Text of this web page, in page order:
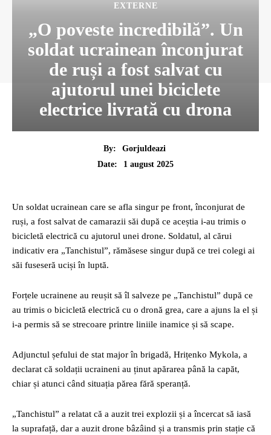
EXTERNE
„O poveste incredibilă”. Un
soldat ucrainean înconjurat
de ruși a fost salvat cu
ajutorul unei biciclete
electrice livrată cu drona
By:
Gorjuldeazi
Date:
1 august 2025
Un soldat ucrainean care se afla singur pe front, înconjurat de
ruși, a fost salvat de camarazii săi după ce aceștia i-au trimis o
bicicletă electrică cu ajutorul unei drone. Soldatul, al cărui
indicativ era „Tanchistul”, rămăsese singur după ce trei colegi ai
săi fuseseră uciși în luptă.
Forțele ucrainene au reușit să îl salveze pe „Tanchistul” după ce
au trimis o bicicletă electrică cu o dronă grea, care a ajuns la el și
i-a permis să se strecoare printre liniile inamice și să scape.
Adjunctul șefului de stat major în brigadă, Hrițenko Mykola, a
declarat că soldații ucraineni au ținut apărarea până la capăt,
chiar și atunci când situația părea fără speranță.
„Tanchistul” a relatat că a auzit trei explozii și a încercat să iasă
la suprafață, dar a auzit drone bâzâind și a transmis prin stație că